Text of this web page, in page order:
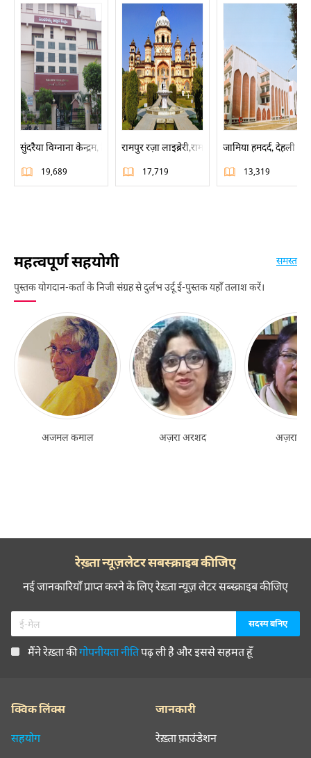
सुंदरैया विग्नाना केन्द्रम, हैदराबाद
19,689
रामपुर रज़ा लाइब्रेरी,रामपुर
17,719
जामिया हमदर्द, देहली
13,319
महत्वपूर्ण सहयोगी
पुस्तक योगदान-कर्ता के निजी संग्रह से दुर्लभ उर्दू ई-पुस्तक यहाँ तलाश करें।
समस्त
अजमल कमाल अज़रा अरशद अज़रा
रेख़्ता न्यूज़लेटर सबस्क्राइब कीजिए
नई जानकारियाँ प्राप्त करने के लिए रेख़्ता न्यूज़ लेटर सब्स्क्राइब कीजिए
मैंने रेख़्ता कीगोपनीयता नीतिपढ़ ली है और इससे सहमत हूँ
क्विक लिंक्स
सहयोग
जानकारी
रेख़्ता फ़ाउंडेशन